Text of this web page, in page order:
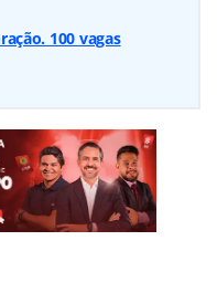
100 vagas